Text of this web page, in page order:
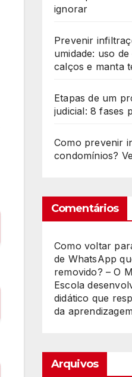
ignorar
Prevenir
umidade: uso
calços e manta
Etapas de um
judicial: 8 fases
Como prevenir
condomínios?
Comentários
Como voltar
de WhatsApp
removido? – O
Escola
didático que
da
Arquivos